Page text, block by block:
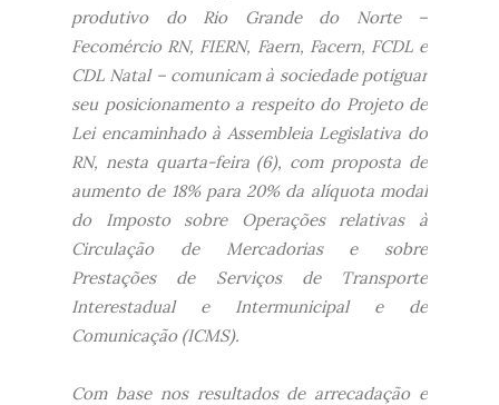
produtivo do Rio Grande do Norte –
Fecomércio RN, FIERN, Faern, Facern, FCDL e
CDL Natal – comunicam à sociedade potiguar
seu posicionamento a respeito do Projeto de
Lei encaminhado à Assembleia Legislativa do
RN, nesta quarta-feira (6), com proposta de
aumento de 18% para 20% da alíquota modal
do Imposto sobre Operações relativas à
Circulação de Mercadorias e sobre
Prestações de Serviços de Transporte
Interestadual e Intermunicipal e de
Comunicação (ICMS).
Com base nos resultados de arrecadação e